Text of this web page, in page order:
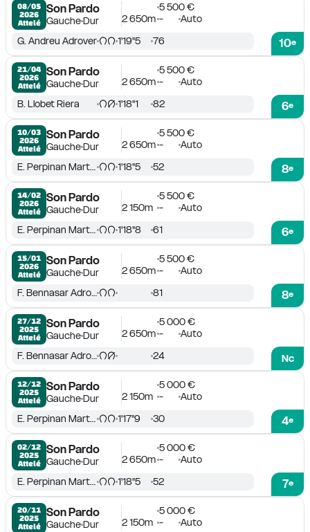
08/05
2026
Attelé
Son Pardo
GaucheDur
5 500 €
2 650m - Auto
10e
G. Andreu Adrover 1'19''5 76
21/04
2026
Attelé
Son Pardo
GaucheDur
5 500 €
2 650m - Auto
6e
B. Llobet Riera 1'18''1 82
10/03
2026
Attelé
Son Pardo
GaucheDur
5 500 €
2 650m - Auto
8e
E. Perpinan Martin 1'18''5 52
14/02
2026
Attelé
Son Pardo
GaucheDur
5 500 €
2 150m - Auto
6e
E. Perpinan Martin 1'18''8 61
15/01
2026
Attelé
Son Pardo
GaucheDur
5 500 €
2 650m - Auto
8e
F. Bennasar Adrover 81
27/12
2025
Attelé
Son Pardo
GaucheDur
5 000 €
2 650m -
Auto
Nc
F. Bennasar Adrover 24
12/12
2025
Attelé
Son Pardo
GaucheDur
5 000 €
2 150m - Auto
4e
E. Perpinan Martin 1'17''9 30
02/12
2025
Attelé
Son Pardo
GaucheDur
5 000 €
2 650m - Auto
7e
E. Perpinan Martin 1'18''5 52
20/11
2025
Attelé
Son Pardo
GaucheDur
5 000 €
2 150m - Auto